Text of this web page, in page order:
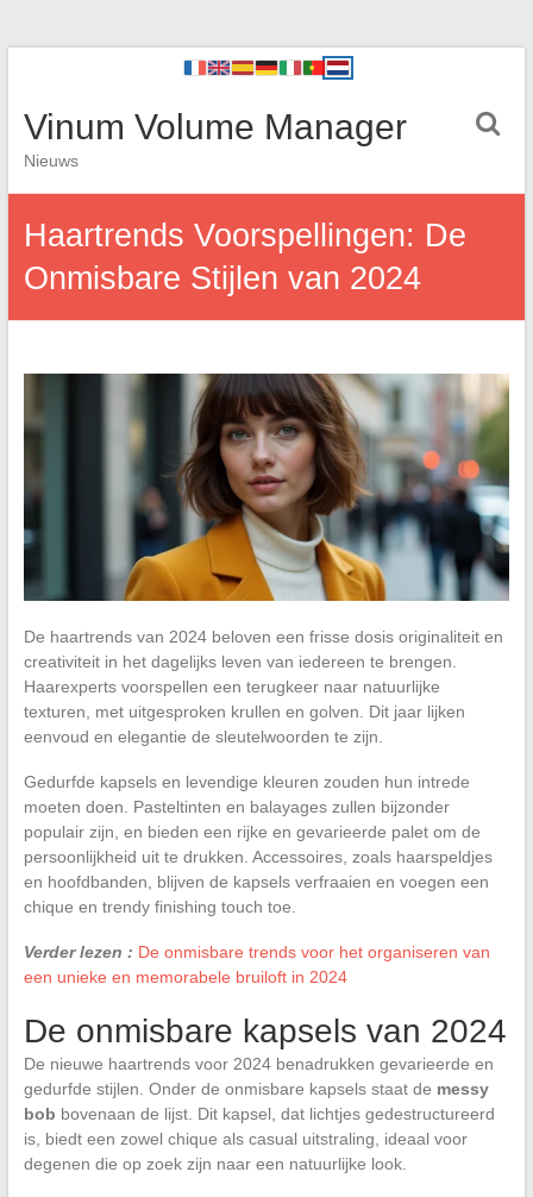
Vinum Volume Manager
Nieuws
Haartrends Voorspellingen: De
Onmisbare Stijlen van 2024
De haartrends van 2024 beloven een frisse dosis originaliteit en
creativiteit in het dagelijks leven van iedereen te brengen.
Haarexperts voorspellen een terugkeer naar natuurlijke
texturen, met uitgesproken krullen en golven. Dit jaar lijken
eenvoud en elegantie de sleutelwoorden te zijn.
Gedurfde kapsels en levendige kleuren zouden hun intrede
moeten doen. Pasteltinten en balayages zullen bijzonder
populair zijn, en bieden een rijke en gevarieerde palet om de
persoonlijkheid uit te drukken. Accessoires, zoals haarspeldjes
en hoofdbanden, blijven de kapsels verfraaien en voegen een
chique en trendy finishing touch toe.
Verder lezen : De onmisbare trends voor het organiseren van
een unieke en memorabele bruiloft in 2024
De onmisbare kapsels van 2024
De nieuwe haartrends voor 2024 benadrukken gevarieerde en
gedurfde stijlen. Onder de onmisbare kapsels staat de messy
bob bovenaan de lijst. Dit kapsel, dat lichtjes gedestructureerd
is, biedt een zowel chique als casual uitstraling, ideaal voor
degenen die op zoek zijn naar een natuurlijke look.